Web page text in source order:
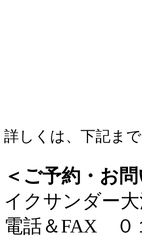
詳しくは、下記ま
＜ご予約・お
イクサンダー
電話＆FAX ０